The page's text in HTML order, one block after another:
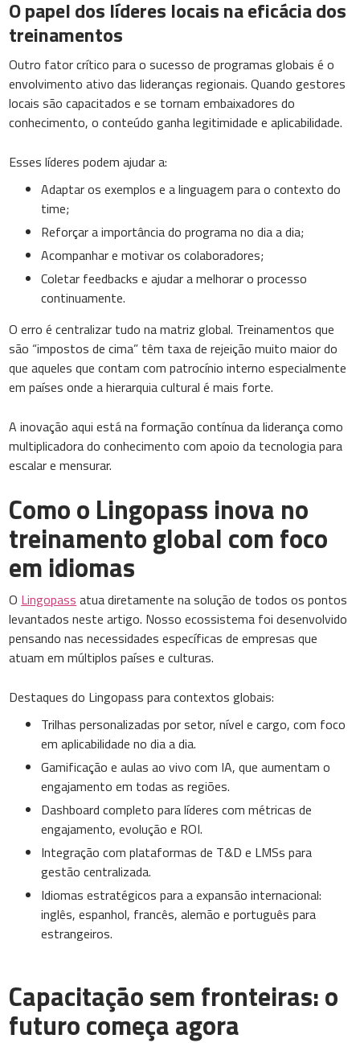
O papel dos líderes locais na eficácia dos
treinamentos
Outro fator crítico para o sucesso de programas globais é o
envolvimento ativo das lideranças regionais. Quando gestores
locais são capacitados e se tornam embaixadores do
conhecimento, o conteúdo ganha legitimidade e aplicabilidade.
Esses líderes podem ajudar a:
Adaptar os exemplos e a linguagem para o contexto do
time;
Reforçar a importância do programa no dia a dia;
Acompanhar e motivar os colaboradores;
Coletar feedbacks e ajudar a melhorar o processo
continuamente.
O erro é centralizar tudo na matriz global. Treinamentos que
são “impostos de cima” têm taxa de rejeição muito maior do
que aqueles que contam com patrocínio interno especialmente
em países onde a hierarquia cultural é mais forte.
A inovação aqui está na formação contínua da liderança como
multiplicadora do conhecimento com apoio da tecnologia para
escalar e mensurar.
Como o Lingopass inova no
treinamento global com foco
em idiomas
O Lingopass atua diretamente na solução de todos os pontos
levantados neste artigo. Nosso ecossistema foi desenvolvido
pensando nas necessidades específicas de empresas que
atuam em múltiplos países e culturas.
Destaques do Lingopass para contextos globais:
Trilhas personalizadas por setor, nível e cargo, com foco
em aplicabilidade no dia a dia.
Gamificação e aulas ao vivo com IA, que aumentam o
engajamento em todas as regiões.
Dashboard completo para líderes com métricas de
engajamento, evolução e ROI.
Integração com plataformas de T&D e LMSs para
gestão centralizada.
Idiomas estratégicos para a expansão internacional:
inglês, espanhol, francês, alemão e português para
estrangeiros.
Capacitação sem fronteiras: o
futuro começa agora